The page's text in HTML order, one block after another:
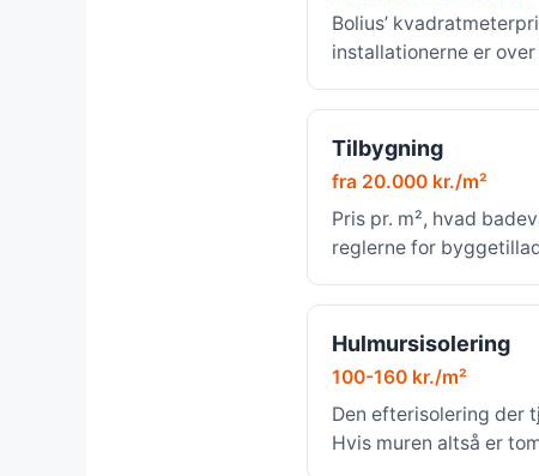
Bolius’
installationerne er
Tilbygning
fra 20.000 kr./m²
Pris pr. m², hvad
reglerne for
Hulmursisolering
100-160 kr./m²
Den efterisolering der
Hvis muren altså er